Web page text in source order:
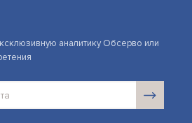
аналитику Обсерво или